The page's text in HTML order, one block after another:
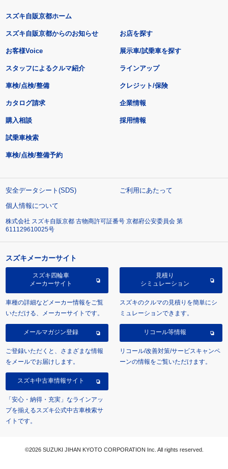
スズキ自販京都ホーム
スズキ自販京都からのお知らせ
お客様Voice
スタッフによるクルマ紹介
お店を探す
展示車/試乗車を探す
ラインアップ
車検/点検/整備 クレジット/保険
カタログ請求
購入相談
試乗車検索
車検/点検/整備予約
企業情報
採用情報
安全データシート(SDS)
ご利用にあたって
個人情報について
株式会社 スズキ自販京都 古物商許可証番号 京都府公安委員会 第
611129610025号
スズキメーカーサイト
スズキ四輪車
メーカーサイト
車種の詳細などメーカー情報をご覧
いただける、メーカーサイトです。
見積り
シミュレーション
スズキのクルマの見積りを簡単にシ
ミュレーションできます。
メールマガジン登録
ご登録いただくと、さまざまな情報
をメールでお届けします。
リコール等情報
リコール/改善対策/サービスキャンペ
ーンの情報をご覧いただけます。
スズキ中古車情報サイト
「安心・納得・充実」なラインアッ
プを揃えるスズキ公式中古車検索サ
イトです。
©2026 SUZUKI JIHAN KYOTO CORPORATION Inc. All rights reserved.